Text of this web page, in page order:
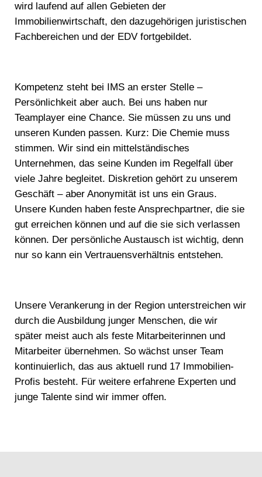
wird laufend auf allen Gebieten der
Immobilienwirtschaft, den dazugehörigen juristischen
Fachbereichen und der EDV fortgebildet.
Kompetenz steht bei IMS an erster Stelle –
Persönlichkeit aber auch. Bei uns haben nur
Teamplayer eine Chance. Sie müssen zu uns und
unseren Kunden passen. Kurz: Die Chemie muss
stimmen. Wir sind ein mittelständisches
Unternehmen, das seine Kunden im Regelfall über
viele Jahre begleitet. Diskretion gehört zu unserem
Geschäft – aber Anonymität ist uns ein Graus.
Unsere Kunden haben feste Ansprechpartner, die sie
gut erreichen können und auf die sie sich verlassen
können. Der persönliche Austausch ist wichtig, denn
nur so kann ein Vertrauensverhältnis entstehen.
Unsere Verankerung in der Region unterstreichen wir
durch die Ausbildung junger Menschen, die wir
später meist auch als feste Mitarbeiterinnen und
Mitarbeiter übernehmen. So wächst unser Team
kontinuierlich, das aus aktuell rund 17 Immobilien-
Profis besteht. Für weitere erfahrene Experten und
junge Talente sind wir immer offen.